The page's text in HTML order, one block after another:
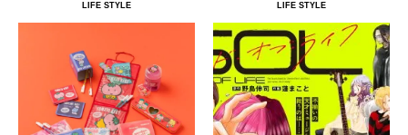
LIFE STYLE
LIFE STYLE